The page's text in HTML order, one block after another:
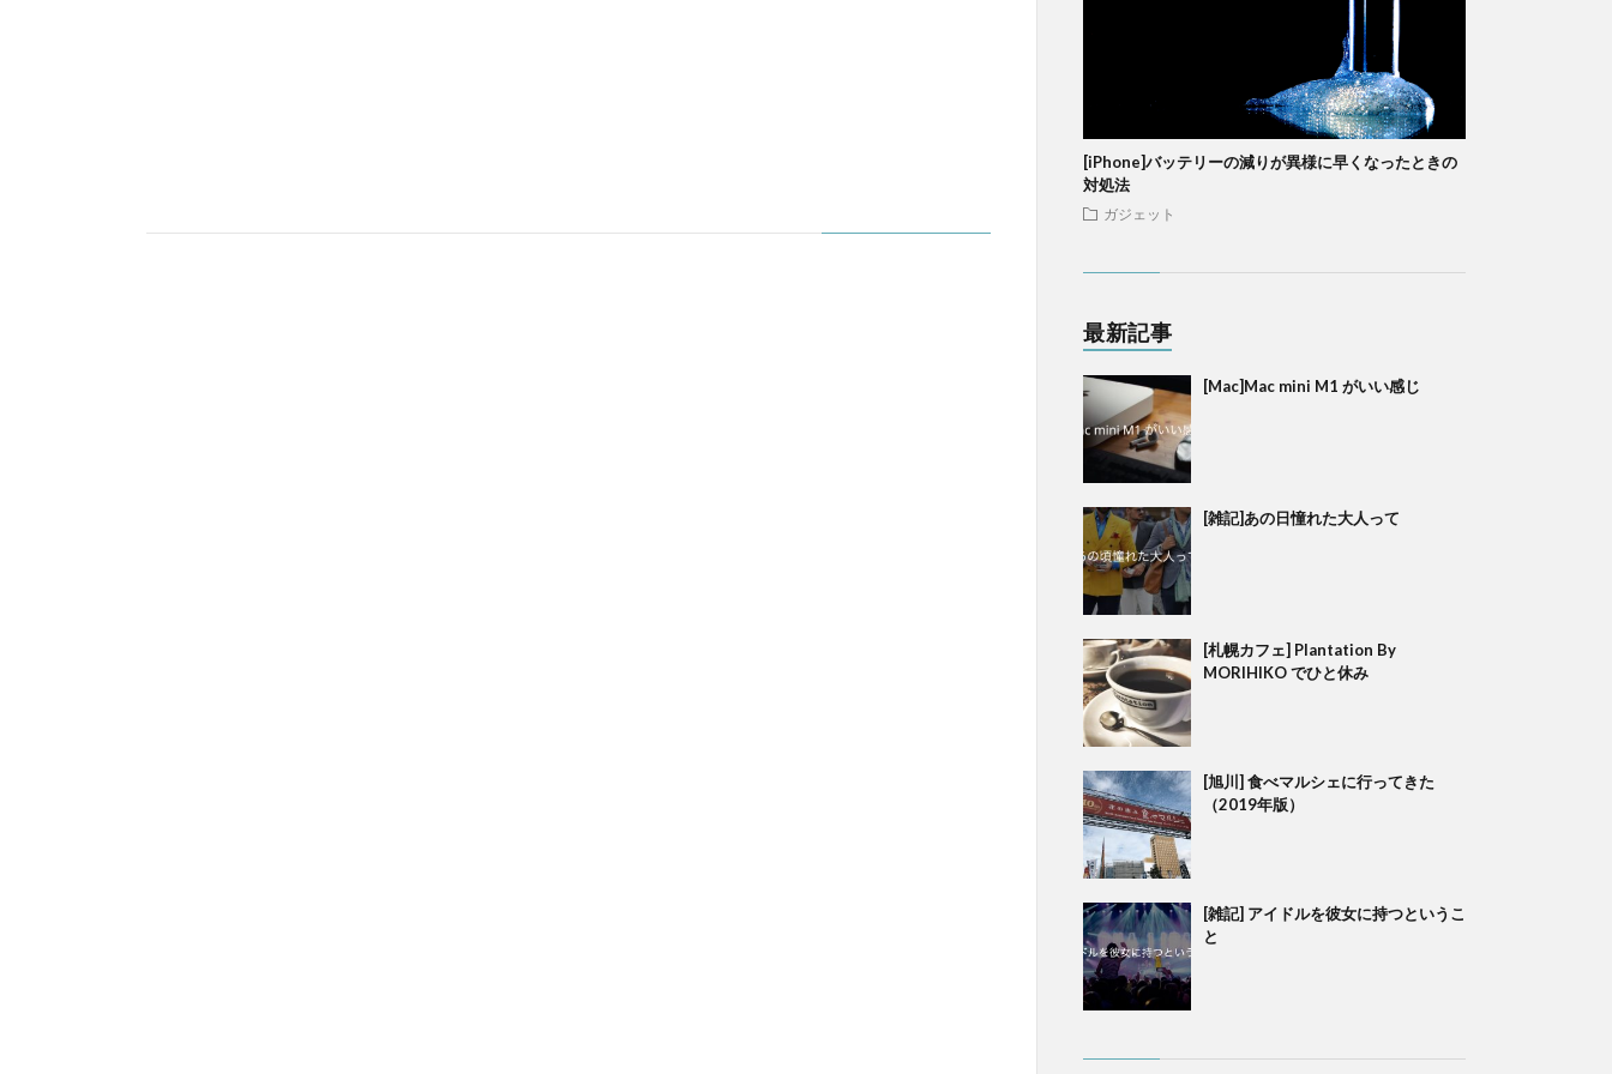
[iPhone]バッテリーの減りが異様に早くなったときの
対処法
ガジェット
最新記事
[Mac]Mac mini M1 がいい感じ
[雑記]あの日憧れた大人って
[札幌カフェ] Plantation By
MORIHIKO でひと休み
[旭川] 食べマルシェに行ってきた
（2019年版）
[雑記] アイドルを彼女に持つというこ
と